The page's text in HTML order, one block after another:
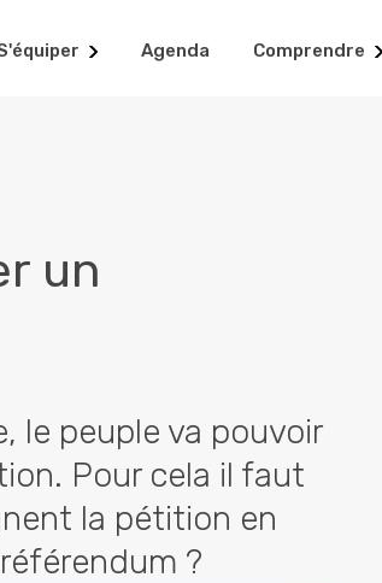
Agenda Comprendre
un
le peuple va pouvoir
Pour cela il faut
la pétition en
?